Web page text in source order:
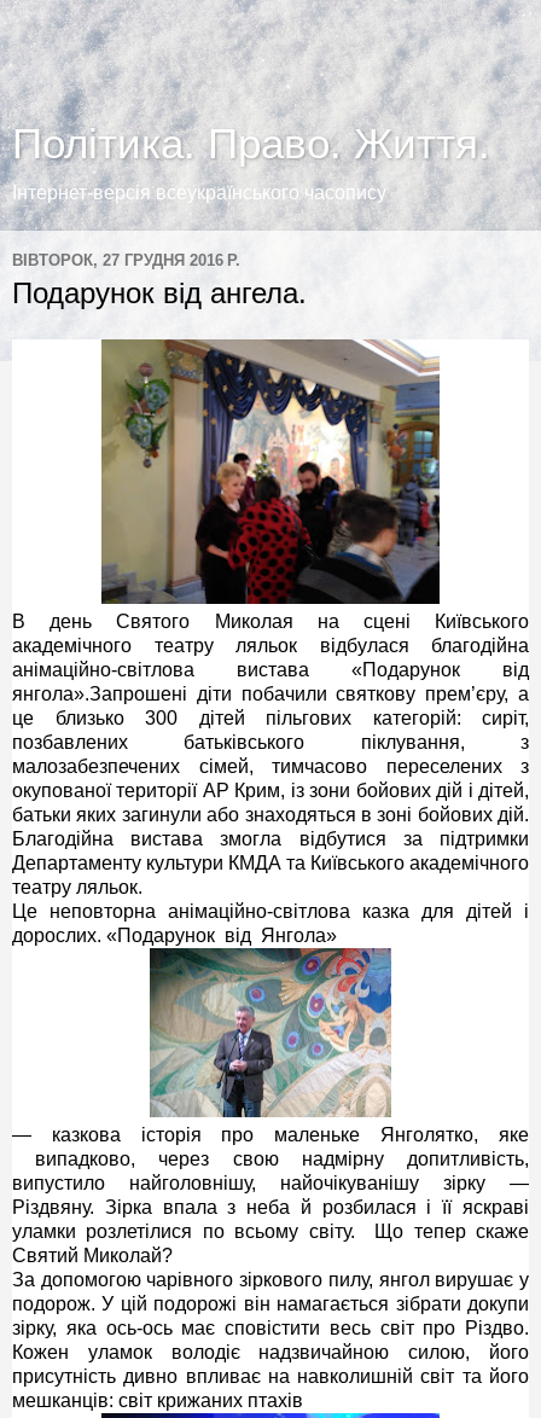
Політика. Право. Життя.
Інтернет-версія всеукраїнського часопису
ВІВТОРОК, 27 ГРУДНЯ 2016 Р.
Подарунок від ангела.
В день Святого Миколая на сцені Київського
академічного театру ляльок відбулася благодійна
анімаційно-світлова вистава «Подарунок від
янгола».Запрошені діти побачили святкову прем’єру, а
це близько 300 дітей пільгових категорій: сиріт,
позбавлених батьківського піклування, з
малозабезпечених сімей, тимчасово переселених з
окупованої території АР Крим, із зони бойових дій і дітей,
батьки яких загинули або знаходяться в зоні бойових дій.
Благодійна вистава змогла відбутися за підтримки
Департаменту культури КМДА та Київського академічного
театру ляльок.
Це неповторна анімаційно-світлова казка для дітей і
дорослих. «Подарунок від Янгола»
— казкова історія про маленьке Янголятко, яке
випадково, через свою надмірну допитливість,
випустило найголовнішу, найочікуванішу зірку —
Різдвяну. Зірка впала з неба й розбилася і її яскраві
уламки розлетілися по всьому світу. Що тепер скаже
Святий Миколай?
За допомогою чарівного зіркового пилу, янгол вирушає у
подорож. У цій подорожі він намагається зібрати докупи
зірку, яка ось-ось має сповістити весь світ про Різдво.
Кожен уламок володіє надзвичайною силою, його
присутність дивно впливає на навколишній світ та його
мешканців: світ крижаних птахів